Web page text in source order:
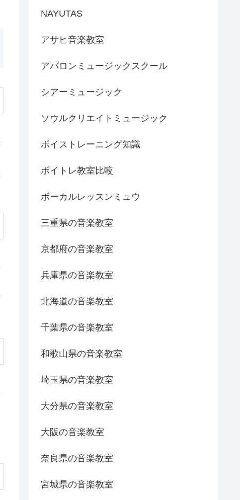
NAYUTAS
アサヒ音楽教室
アバロンミュージックスクール
シアーミュージック
ソウルクリエイトミュージック
ボイストレーニング知識
ボイトレ教室比較
ボーカルレッスンミュウ
三重県の音楽教室
京都府の音楽教室
兵庫県の音楽教室
北海道の音楽教室
千葉県の音楽教室
和歌山県の音楽教室
埼玉県の音楽教室
大分県の音楽教室
大阪の音楽教室
奈良県の音楽教室
宮城県の音楽教室